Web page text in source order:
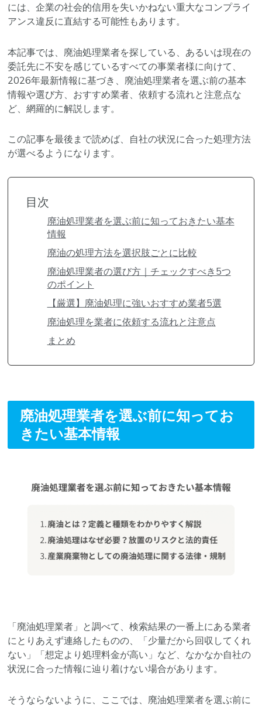
には、企業の社会的信用を失いかねない重大なコンプライ
アンス違反に直結する可能性もあります。
本記事では、廃油処理業者を探している、あるいは現在の
委託先に不安を感じているすべての事業者様に向けて、
2026年最新情報に基づき、廃油処理業者を選ぶ前の基本
情報や選び方、おすすめ業者、依頼する流れと注意点な
ど、網羅的に解説します。
この記事を最後まで読めば、自社の状況に合った処理方法
が選べるようになります。
目次
廃油処理業者を選ぶ前に知っておきたい基本
情報
廃油の処理方法を選択肢ごとに比較
廃油処理業者の選び方｜チェックすべき5つ
のポイント
【厳選】廃油処理に強いおすすめ業者5選
廃油処理を業者に依頼する流れと注意点
まとめ
廃油処理業者を選ぶ前に知ってお
きたい基本情報
「廃油処理業者」と調べて、検索結果の一番上にある業者
にとりあえず連絡したものの、「少量だから回収してくれ
ない」「想定より処理料金が高い」など、なかなか自社の
状況に合った情報に辿り着けない場合があります。
そうならないように、ここでは、廃油処理業者を選ぶ前に